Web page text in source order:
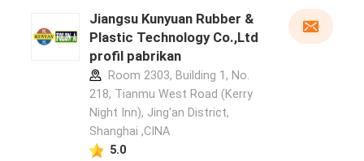
Jiangsu Kunyuan Rubber &
Plastic Technology Co.,Ltd
profil pabrikan
Room 2303, Building 1, No.
218, Tianmu West Road (Kerry
Night Inn), Jing'an District,
Shanghai ,CINA
5.0